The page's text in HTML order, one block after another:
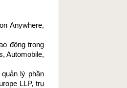
Anywhere,
động trong
Automobile,
lý phần
LLP, trụ